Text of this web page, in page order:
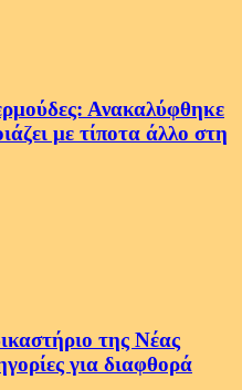
Ανακαλύφθηκε
με τίποτα άλλο στη
της Νέας
για διαφθορά